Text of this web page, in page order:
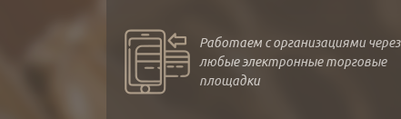
Работаем с организациями через
любые электронные торговые
площадки